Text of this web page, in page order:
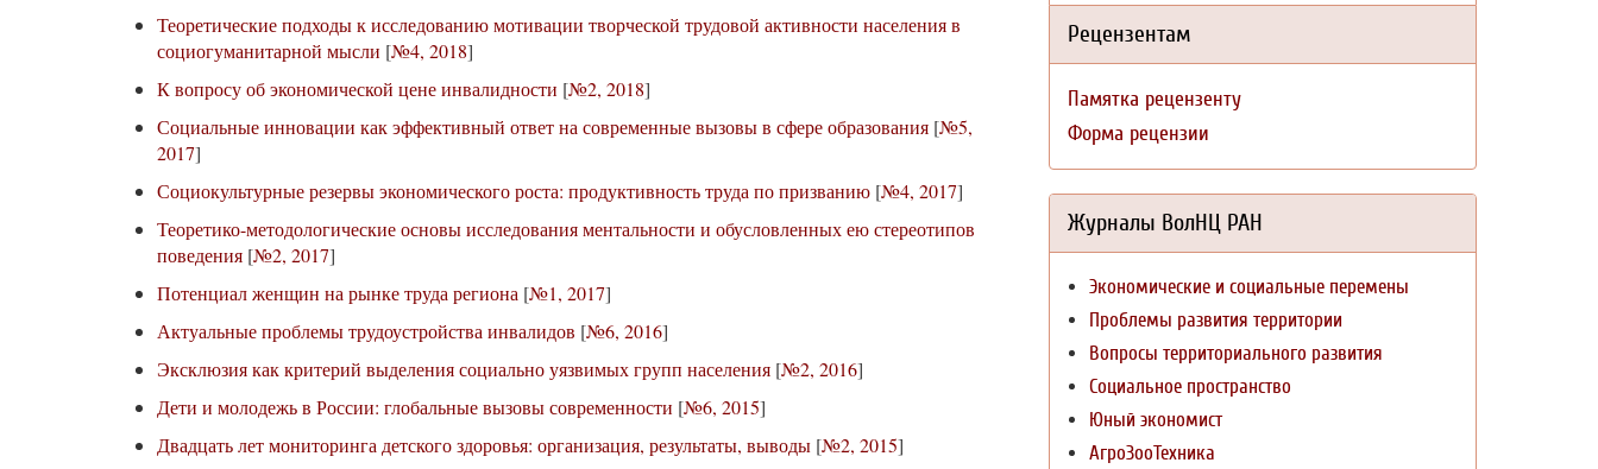
Теоретические подходы к исследованию мотивации творческой трудовой активности населения в
социогуманитарной мысли [№4, 2018]
К вопросу об экономической цене инвалидности [№2, 2018]
Социальные инновации как эффективный ответ на современные вызовы в сфере образования [№5,
2017]
Социокультурные резервы экономического роста: продуктивность труда по призванию [№4, 2017]
Теоретико-методологические основы исследования ментальности и обусловленных ею стереотипов
поведения [№2, 2017]
Потенциал женщин на рынке труда региона [№1, 2017]
Актуальные проблемы трудоустройства инвалидов [№6, 2016]
Эксклюзия как критерий выделения социально уязвимых групп населения [№2, 2016]
Дети и молодежь в России: глобальные вызовы современности [№6, 2015]
Двадцать лет мониторинга детского здоровья: организация, результаты, выводы [№2, 2015]
Рецензентам
Памятка рецензенту
Форма рецензии
Журналы ВолНЦ РАН
Экономические и социальные перемены
Проблемы развития территории
Вопросы территориального развития
Социальное пространство
Юный экономист
АгроЗооТехника